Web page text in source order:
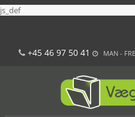
js_def
+45 46 97 50 41 MAN -